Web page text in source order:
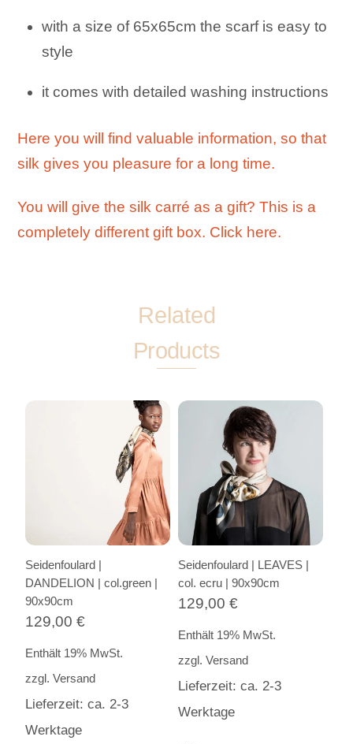
with a size of 65x65cm the scarf is easy to
style
it comes with detailed washing instructions
Here you will find valuable information, so that
silk gives you pleasure for a long time.
You will give the silk carré as a gift? This is a
completely different gift box. Click here.
Related
Products
Seidenfoulard |
DANDELION | col.green |
90x90cm
129,00€
Enthält 19% MwSt.
zzgl.Versand
Lieferzeit: ca. 2-3
Werktage
Seidenfoulard | LEAVES |
col. ecru | 90x90cm
129,00 €
Enthält 19% MwSt.
zzgl. Versand
Lieferzeit: ca. 2-3
Werktage